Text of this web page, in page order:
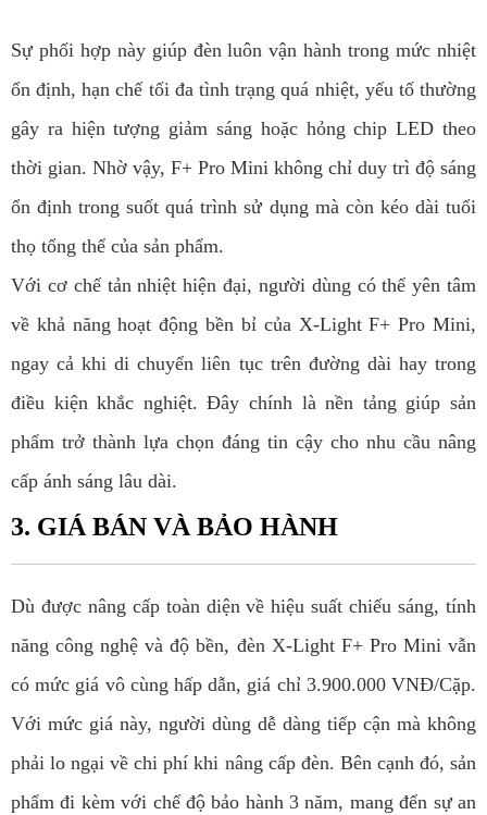
Sự phối hợp này giúp đèn luôn vận hành trong mức nhiệt
ổn định, hạn chế tối đa tình trạng quá nhiệt, yếu tố thường
gây ra hiện tượng giảm sáng hoặc hỏng chip LED theo
thời gian. Nhờ vậy, F+ Pro Mini không chỉ duy trì độ sáng
ổn định trong suốt quá trình sử dụng mà còn kéo dài tuổi
thọ tổng thể của sản phẩm.
Với cơ chế tản nhiệt hiện đại, người dùng có thể yên tâm
về khả năng hoạt động bền bỉ của X-Light F+ Pro Mini,
ngay cả khi di chuyển liên tục trên đường dài hay trong
điều kiện khắc nghiệt. Đây chính là nền tảng giúp sản
phẩm trở thành lựa chọn đáng tin cậy cho nhu cầu nâng
cấp ánh sáng lâu dài.
3. GIÁ BÁN VÀ BẢO HÀNH
Dù được nâng cấp toàn diện về hiệu suất chiếu sáng, tính
năng công nghệ và độ bền, đèn X-Light F+ Pro Mini vẫn
có mức giá vô cùng hấp dẫn, giá chỉ 3.900.000 VNĐ/Cặp.
Với mức giá này, người dùng dễ dàng tiếp cận mà không
phải lo ngại về chi phí khi nâng cấp đèn. Bên cạnh đó, sản
phẩm đi kèm với chế độ bảo hành 3 năm, mang đến sự an